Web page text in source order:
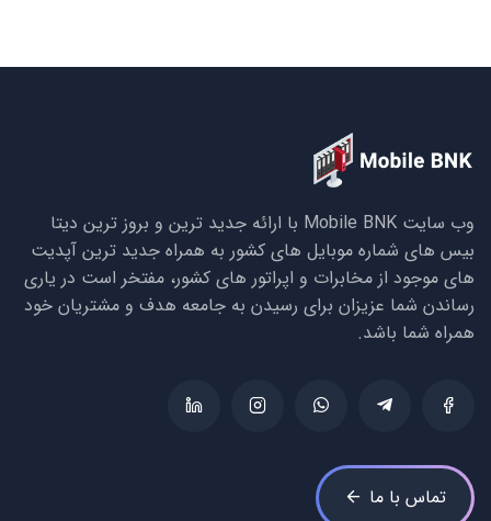
وب سایت Mobile BNK با ارائه جدید ترین و بروز ترین دیتا
بیس های شماره موبایل های کشور به همراه جدید ترین آپدیت
های موجود از مخابرات و اپراتور های کشور، مفتخر است در یاری
رساندن شما عزیزان برای رسیدن به جامعه هدف و مشتریان خود
همراه شما باشد.
تماس با ما